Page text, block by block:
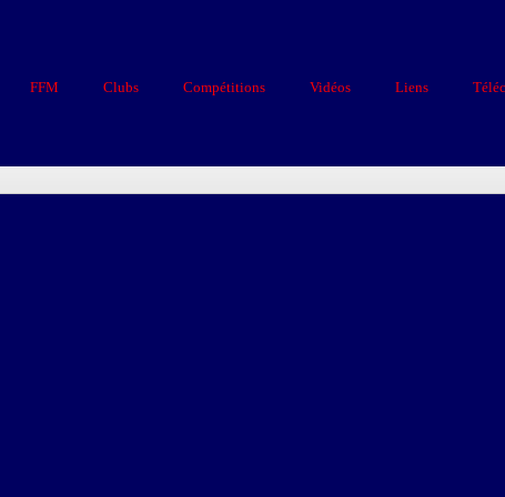
FFM Clubs Compétitions Vidéos Liens